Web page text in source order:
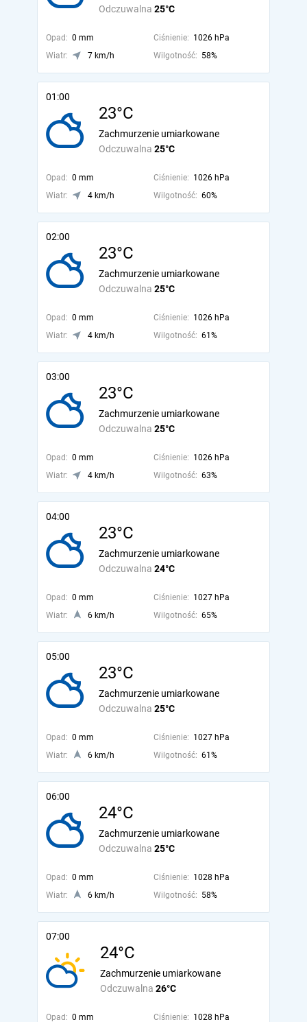
Odczuwalna 25°C
Opad: 0 mm Ciśnienie: 1026 hPa
Wiatr:
7 km/h Wilgotność: 58%
01:00
23°C
Odczuwalna 25°C
Zachmurzenie umiarkowane
Opad: 0 mm Ciśnienie: 1026 hPa
Wiatr:
4 km/h Wilgotność: 60%
02:00
23°C
Odczuwalna 25°C
Zachmurzenie umiarkowane
Opad: 0 mm Ciśnienie: 1026 hPa
Wiatr:
4 km/h Wilgotność: 61%
03:00
23°C
Odczuwalna 25°C
Zachmurzenie umiarkowane
Opad: 0 mm Ciśnienie: 1026 hPa
Wiatr:
4 km/h Wilgotność: 63%
04:00
23°C
Odczuwalna 24°C
Zachmurzenie umiarkowane
Opad: 0 mm Ciśnienie: 1027 hPa
Wiatr:
6 km/h Wilgotność: 65%
05:00
23°C
Odczuwalna 25°C
Zachmurzenie umiarkowane
Opad: 0 mm Ciśnienie: 1027 hPa
Wiatr:
6 km/h Wilgotność: 61%
06:00
24°C
Odczuwalna 25°C
Zachmurzenie umiarkowane
Opad: 0 mm Ciśnienie: 1028 hPa
Wiatr:
6 km/h Wilgotność: 58%
07:00
24°C
Odczuwalna 26°C
Zachmurzenie umiarkowane
Opad: 0 mm Ciśnienie: 1028 hPa